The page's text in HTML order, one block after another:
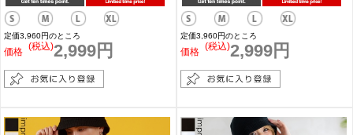
定価3,960円のところ
価格 2,999円
(税込)
定価3,960円のところ
価格 2,999円
(税込)